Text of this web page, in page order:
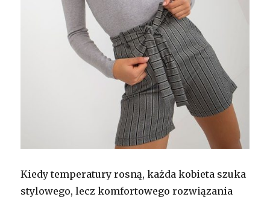
Kiedy temperatury rosną, każda kobieta szuka
stylowego, lecz komfortowego rozwiązania